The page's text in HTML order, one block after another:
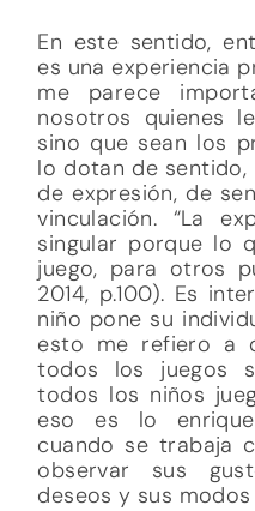
En este sentido,
es una experiencia
me parece
nosotros quienes
sino que sean los
lo dotan de
de expresión, de
vinculación. “La
singular porque lo
juego, para otros
2014, p.100). Es
niño pone su
esto me refiero a
todos los juegos
todos los niños
eso es lo
cuando se trabaja
observar sus
deseos y sus